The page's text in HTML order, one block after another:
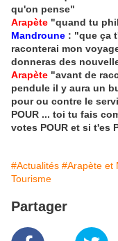
qu'on pense"
Arapète "quand tu
Mandroune : "que ça
raconterai mon
donneras des
Arapète "avant de
pendule il y aura un
pour ou contre le
POUR ... toi tu fais
votes POUR et si t'es
#Actualités #Arapète et
Tourisme
Partager